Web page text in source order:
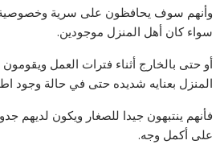
وأنهم سوف يحافظون على سرية وخصوصية
سواء كان أهل المنزل موجودين.
أو حتى بالخارج أثناء فترات العمل
المنزل بعنايه شديده حتى في حالة وجود
فأنهم ينتبهون جيدا للصغار ويكون لديهم
على أكمل وجه.